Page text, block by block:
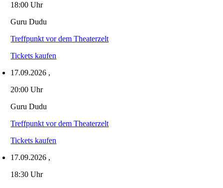
18:00 Uhr
Guru Dudu
Treffpunkt vor dem Theaterzelt
Tickets kaufen
17.09.2026 ,
20:00 Uhr
Guru Dudu
Treffpunkt vor dem Theaterzelt
Tickets kaufen
17.09.2026 ,
18:30 Uhr